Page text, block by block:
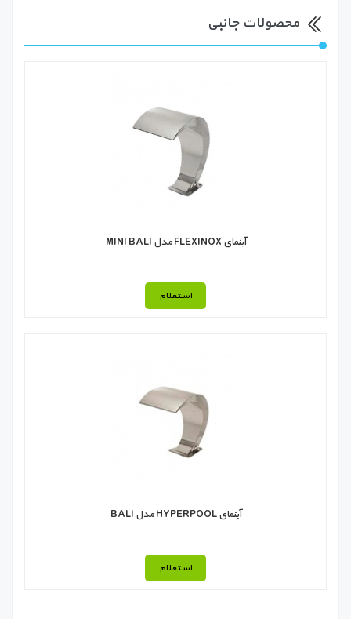
محصولات جانبی
آبنمای FLEXINOX مدل MINI BALI
استعلام
آبنمای HYPERPOOL مدل BALI
استعلام